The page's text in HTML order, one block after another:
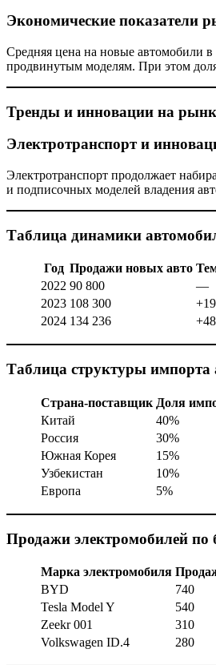
Экономические показатели
Средняя цена на новые автомобили в
продвинутым моделям. При этом доля
Тренды и инновации на
Электротранспорт и
Электротранспорт продолжает
и подписочных моделей владения
Таблица динамики
Год Продажи новых авто
2022 90 800
—
2023 108 300
2024 134 236
Таблица структуры импорта
Страна-поставщик Доля
Китай
40%
Россия
30%
Южная Корея
15%
Узбекистан
10%
Европа
5%
Продажи электромобилей по
Марка электромобиля
BYD
740
Tesla Model Y
540
Zeekr 001
310
Volkswagen ID.4
280